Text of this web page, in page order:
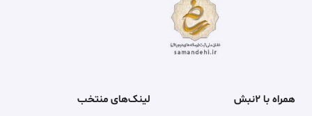
همراه با ۲نبش لینک‌های منتخب